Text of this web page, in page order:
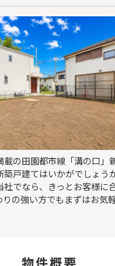
載の田園都市線「溝の口」
築戸建てはいかがでしょう
社でなら、きっとお客様に
の強い方でもまずはお気
物件概要